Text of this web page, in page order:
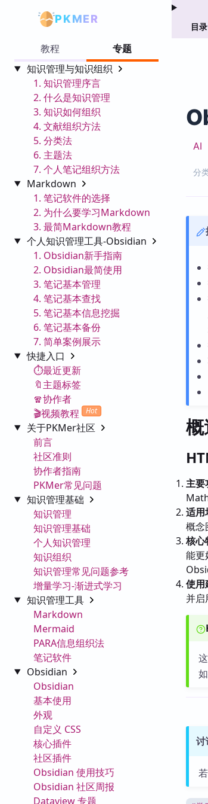
PKMER
教程
专题
知识管理与知识组织
1. 知识管理序言
2. 什么是知识管理
3. 知识如何组织
4. 文献组织方法
5. 分类法
6. 主题法
7. 个人笔记组织方法
Markdown
1. 笔记软件的选择
2. 为什么要学习Markdown
3. 最简Markdown教程
个人知识管理工具-Obsidian
1. Obsidian新手指南
2. Obsidian最简使用
3. 笔记基本管理
4. 笔记基本查找
5. 笔记基本信息挖掘
6. 笔记基本备份
7. 简单案例展示
快捷入口
⏱️最近更新
🔖主题标签
🧣协作者
🎬视频教程
Hot
关于PKMer社区
前言
社区准则
协作者指南
PKMer常见问题
知识管理基础
知识管理
知识管理基础
个人知识管理
知识组织
知识管理常见问题参考
增量学习-渐进式学习
知识管理工具
Markdown
Mermaid
PARA信息组织法
笔记软件
Obsidian
Obsidian
基本使用
外观
自定义 CSS
核心插件
社区插件
Obsidian 使用技巧
Obsidian 社区周报
Dataview 专题
目录
AI
分
主要
适用
概念
核心
能更
使用
并启
讨